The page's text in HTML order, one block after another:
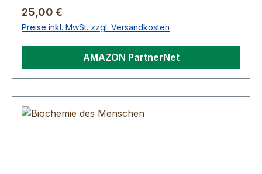
Regulärer Preis:
25,00 €
Preise inkl. MwSt. zzgl. Versandkosten
AMAZON PartnerNet